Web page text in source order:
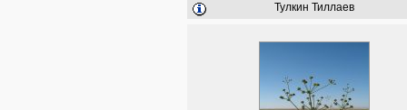
Тулкин Тиллаев